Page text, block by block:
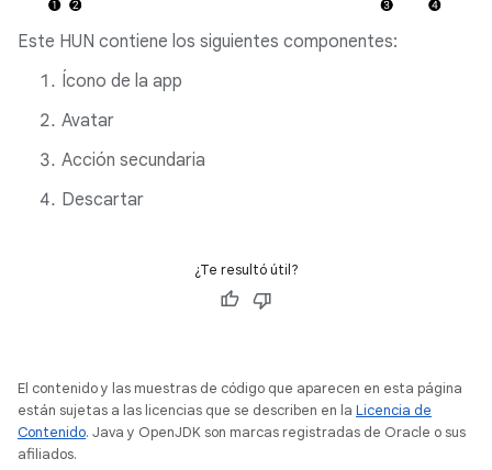
Este HUN contiene los siguientes componentes:
Ícono de la app
Avatar
Acción secundaria
Descartar
¿Te resultó útil?
El contenido y las muestras de código que aparecen en esta página
están sujetas a las licencias que se describen en la Licencia de
Contenido. Java y OpenJDK son marcas registradas de Oracle o sus
afiliados.